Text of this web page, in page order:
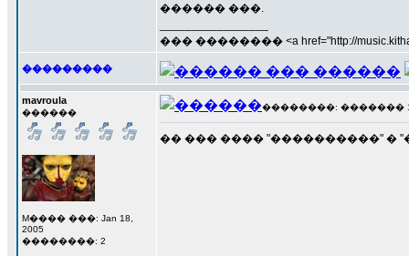
������ ���.
��� �������� <a href="http://
���������
mavroula
������
M���� ���: Jan 18,
2005
��������: 2
��������: ������� 19
�� ��� ���� "����������" �